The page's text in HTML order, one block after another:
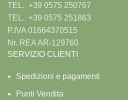
TEL. +39 0575 250767
TEL. +39 0575 251863
P.IVA 01664370515
Nr. REA AR-129760
SERVIZIO CLIENTI
Spedizioni e pagamenti
Punti Vendita